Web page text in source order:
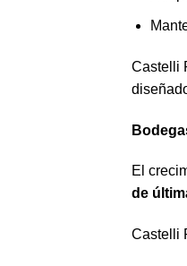
Castelli
El
de
Castelli